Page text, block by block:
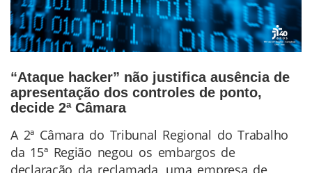
“Ataque hacker” não justifica ausência de
apresentação dos controles de ponto,
decide 2ª Câmara
Conteúdo
da
Notícia
A 2ª Câmara do Tribunal Regional do Trabalho
da 15ª Região negou os embargos de
declaração da reclamada, uma empresa de